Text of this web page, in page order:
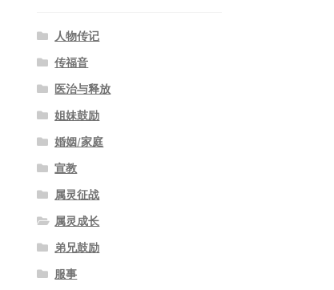
人物传记
传福音
医治与释放
姐妹鼓励
婚姻/家庭
宣教
属灵征战
属灵成长
弟兄鼓励
服事